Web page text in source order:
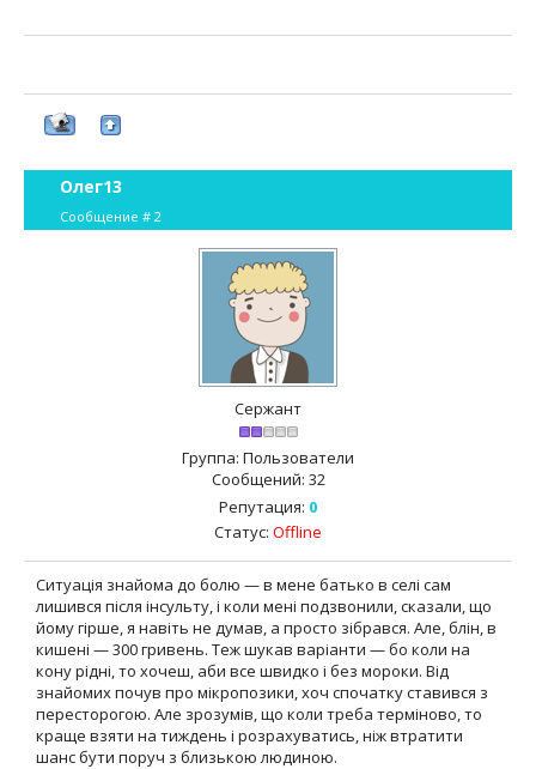
Олег13
Сообщение # 2
Сержант
Группа: Пользователи
Сообщений: 32
Репутация: 0
Статус: Offline
Ситуація знайома до болю — в мене батько в селі сам
лишився після інсульту, і коли мені подзвонили, сказали, що
йому гірше, я навіть не думав, а просто зібрався. Але, блін, в
кишені — 300 гривень. Теж шукав варіанти — бо коли на
кону рідні, то хочеш, аби все швидко і без мороки. Від
знайомих почув про мікропозики, хоч спочатку ставився з
пересторогою. Але зрозумів, що коли треба терміново, то
краще взяти на тиждень і розрахуватись, ніж втратити
шанс бути поруч з близькою людиною.